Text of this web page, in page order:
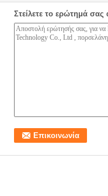
Στείλετε το ερώτημά σας